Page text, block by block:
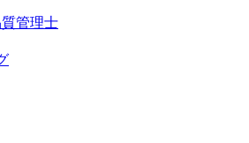
管理士